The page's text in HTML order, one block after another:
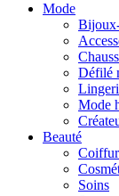
Mode
Défilé
Mode
Beauté
Soins